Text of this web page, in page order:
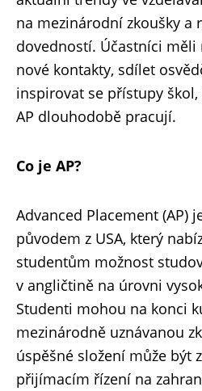
na mezinárodní zkoušky a
dovedností. Účastníci měli
nové kontakty, sdílet
inspirovat se přístupy
AP dlouhodobě pracují.
Co je AP?
Advanced Placement (AP)
původem z USA, který
studentům možnost
v angličtině na úrovni
Studenti mohou na konci
mezinárodně uznávanou
úspěšné složení může být
přijímacím řízení na